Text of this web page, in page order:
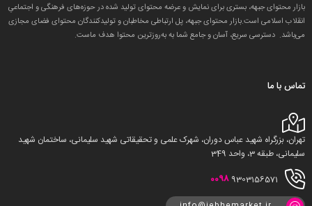
بازار محتوای جبهه، بستری برای نمایش و عرضه محتوای تولید شده در حوزه‌های فرهنگی و اجتماعیِ
انقلاب اسلامی است.بازار محتوای جبهه، پل ارتباطی مخاطبان و تولید‌کنندگان محتوای فضای مجازی
می‌باشد. دسترسی سریع، آسان و جامع شما به به‌روزترین محتوا هدف ماست.
تماس با ما
تهران، بزرگراه شهید عباس دوران، شهرک علمی و تحقیقاتی شهید سلیمانی، ساختمان شهید
سلیمانی، طبقه 3، واحد 349
0098 9303156571